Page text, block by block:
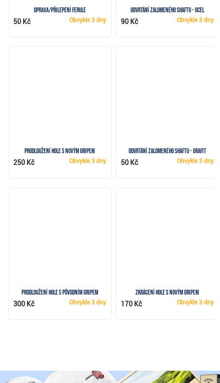
Oprava/přilepení ferule
Obvykle3 dny
50 Kč
Odvrtání zalomeného shaftu - ocel
Obvykle3 dny
90 Kč
Prodloužení hole s novým gripem
Obvykle3 dny
250 Kč
Odvrtání zalomeného shaftu - grafit
Obvykle3 dny
50 Kč
Prodloužení hole s původním gripem
Obvykle3 dny
300 Kč
Zkrácení hole s novým gripem
Obvykle3 dny
170 Kč